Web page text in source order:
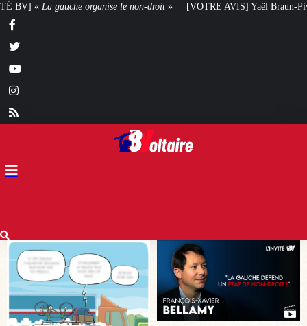
» [VOTRE AVIS] Yaël Braun-Pivet doit-elle renoncer à son projet